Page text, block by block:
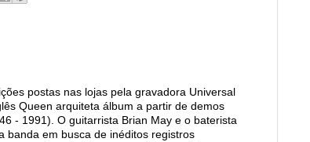
postas nas lojas pela gravadora Universal
Queen arquiteta álbum a partir de demos
- 1991). O guitarrista Brian May e o baterista
banda em busca de inéditos registros